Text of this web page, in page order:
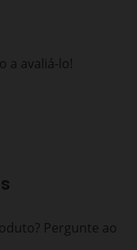
a avaliá-lo!
Pergunte ao